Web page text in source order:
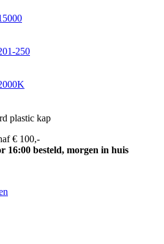
250
plastic kap
€ 100,-
16:00 besteld, morgen in huis